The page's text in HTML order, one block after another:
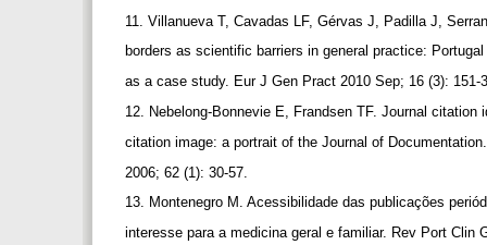
11. Villanueva T, Cavadas LF, Gérvas J, Padilla J,
borders as scientific barriers in general practice:
as a case study. Eur J Gen Pract 2010 Sep; 16 (3):
12. Nebelong-Bonnevie E, Frandsen TF. Journal citation
citation image: a portrait of the Journal of
2006; 62 (1): 30-57.
13. Montenegro M. Acessibilidade das publicações
interesse para a medicina geral e familiar. Rev Port Clin